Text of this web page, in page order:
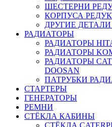
ШЕСТЕРНИ
КОРПУСА
ДРУГИЕ
РАДИАТОРЫ
РАДИАТОРЫ
РАДИАТОРЫ
РАДИАТОРЫ
DOOSAN
ПАТРУБКИ
СТАРТЕРЫ
ГЕНЕРАТОРЫ
РЕМНИ
СТЁКЛА КАБИНЫ
СТЁКЛА